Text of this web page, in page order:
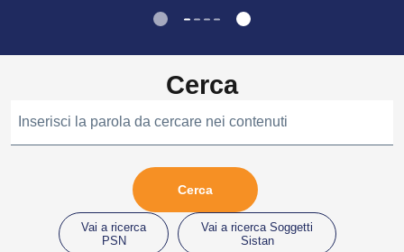
Cerca
Inserisci la parola da cercare nei contenuti
Vai a ricerca
PSN
Vai a ricerca Soggetti
Sistan